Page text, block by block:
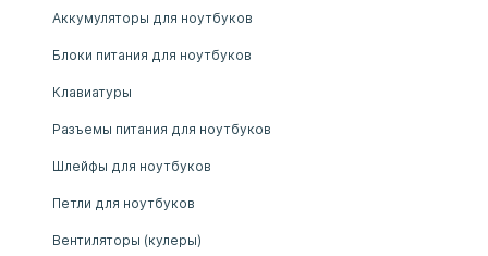
Аккумуляторы для ноутбуков
Блоки питания для ноутбуков
Клавиатуры
Разъемы питания для ноутбуков
Шлейфы для ноутбуков
Петли для ноутбуков
Вентиляторы (кулеры)